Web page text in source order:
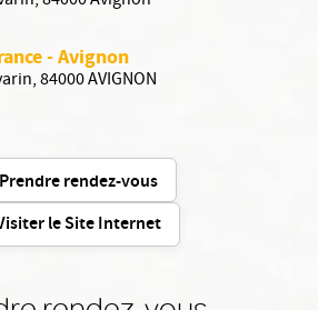
- Avignon
84000 AVIGNON
Prendre rendez-vous
le Site Internet